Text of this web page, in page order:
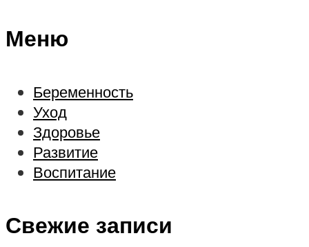
Меню
Беременность
Уход
Здоровье
Развитие
Воспитание
Свежие записи